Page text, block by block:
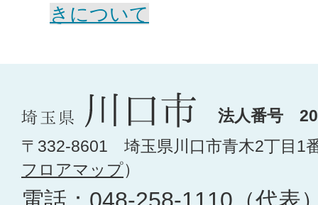
きについて
法人番号
〒332-8601 埼玉県川口市青木2丁目1
フロアマップ）